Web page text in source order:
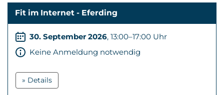
Fit im Internet - Eferding
30. September 2026, 13:00–17:00 Uhr
Keine Anmeldung notwendig
» Details